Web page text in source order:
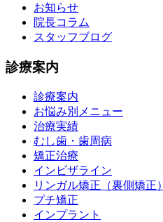
お知らせ
院長コラム
スタッフブログ
診療案内
診療案内
お悩み別メニュー
治療実績
むし歯・歯周病
矯正治療
インビザライン
リンガル矯正（裏側矯正）
プチ矯正
インプラント